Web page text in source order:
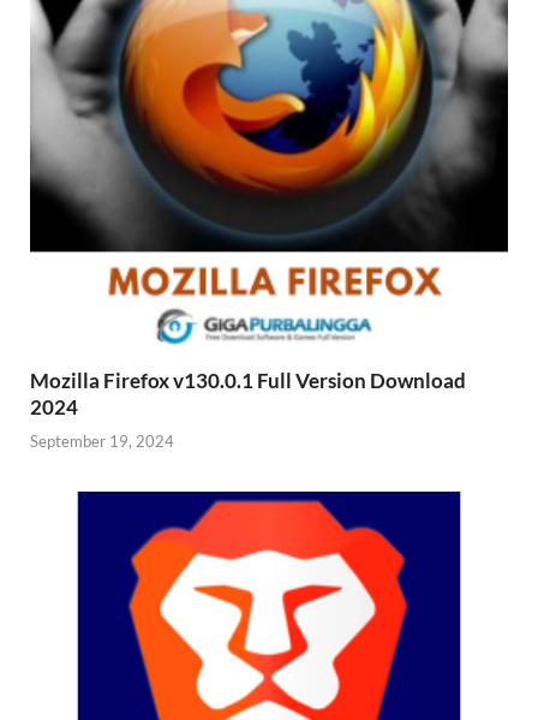
Mozilla Firefox v130.0.1 Full Version Download
2024
September 19, 2024